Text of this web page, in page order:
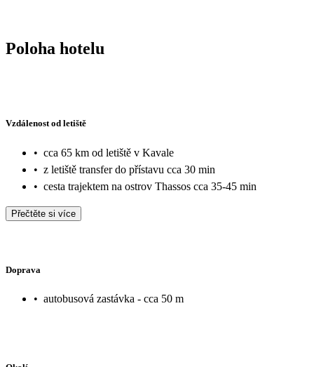
Poloha hotelu
Vzdálenost od letiště
• cca 65 km od letiště v Kavale
• z letiště transfer do přístavu cca 30 min
• cesta trajektem na ostrov Thassos cca 35-45 min
Přečtěte si více
Doprava
• autobusová zastávka - cca 50 m